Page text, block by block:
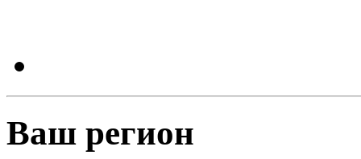
Ваш регион